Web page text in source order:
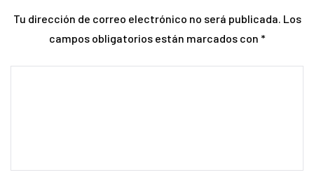
Tu dirección de correo electrónico no será publicada. Los
campos obligatorios están marcados con *